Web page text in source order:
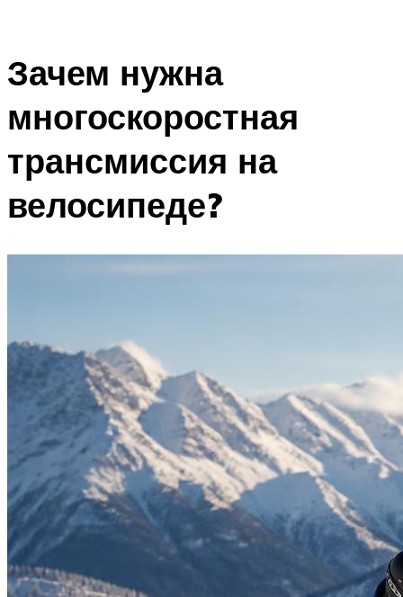
Зачем нужна
многоскоростная
трансмиссия на
велосипеде?